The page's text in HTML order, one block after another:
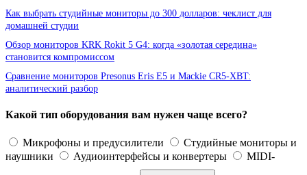
Как выбрать студийные мониторы до 300 долларов: чеклист для
домашней студии
Обзор мониторов KRK Rokit 5 G4: когда «золотая середина»
становится компромиссом
Сравнение мониторов Presonus Eris E5 и Mackie CR5-XBT:
аналитический разбор
Какой тип оборудования вам нужен чаще всего?
Микрофоны и предусилители
Студийные мониторы и
наушники
Аудиоинтерфейсы и конвертеры MIDI-